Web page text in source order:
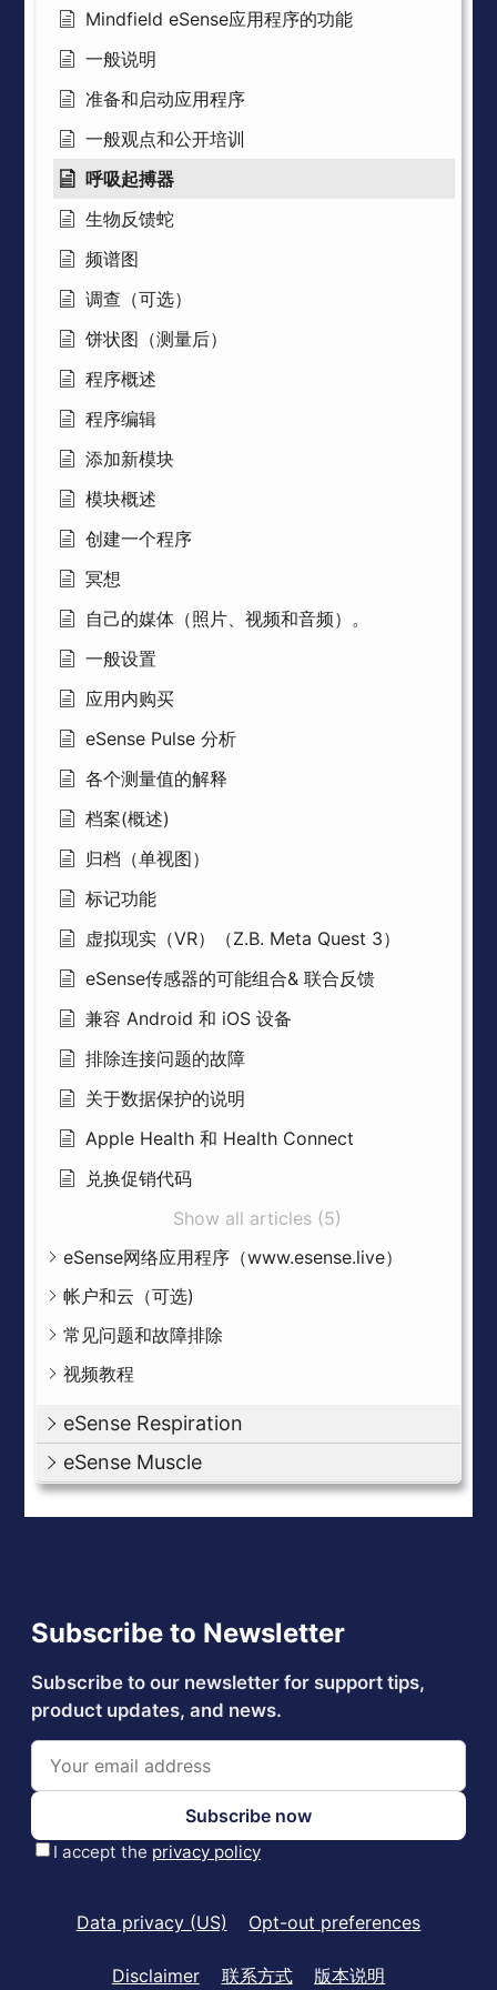
Mindfield eSense应用程序的功能
一般说明
准备和启动应用程序
一般观点和公开培训
呼吸起搏器
生物反馈蛇
频谱图
调查（可选）
饼状图（测量后）
程序概述
程序编辑
添加新模块
模块概述
创建一个程序
冥想
自己的媒体（照片、视频和音频）。
一般设置
应用内购买
eSense Pulse 分析
各个测量值的解释
档案(概述)
归档（单视图）
标记功能
虚拟现实（VR）（Z.B. Meta Quest 3）
eSense传感器的可能组合& 联合反馈
兼容 Android 和 iOS 设备
排除连接问题的故障
关于数据保护的说明
Apple Health 和 Health Connect
兑换促销代码
Show all articles (5)
eSense网络应用程序（www.esense.live）
帐户和云（可选)
常见问题和故障排除
视频教程
eSense Respiration
eSense Muscle
Data privacy (US) Opt-out preferences
Disclaimer 联系方式 版本说明